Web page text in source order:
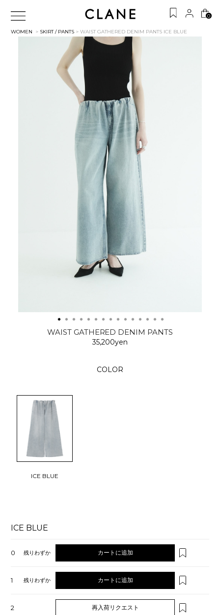
0
WOMEN > SKIRT / PANTS > WAIST GATHERED DENIM PANTS ICE BLUE
WAIST GATHERED DENIM PANTS
35,200yen
COLOR
ICE BLUE
ICE BLUE
0 残りわずか カートに追加
1 残りわずか カートに追加
2 再入荷リクエスト